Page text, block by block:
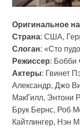
Оригинальное
Cтрана: США,
Cлоган: «Сто
Режиссер: Бобби
Актеры: Гвинет
Александр, Джо
МакГилл, Энтони
Брук Бернс, Роб
Кайтлингер, Нэн